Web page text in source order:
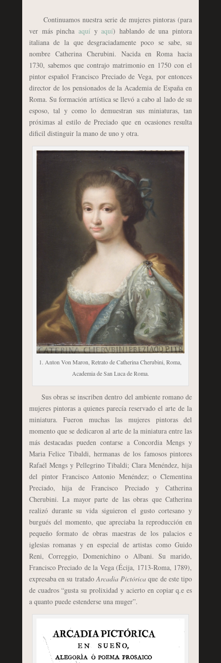
Continuamos nuestra serie de mujeres pintoras (para
ver más pincha aquíyaquí) hablando de una pintora
italiana de la que desgraciadamente poco se sabe, su
nombre Catherina Cherubini. Nacida en Roma hacia
1730, sabemos que contrajo matrimonio en 1750 con el
pintor español Francisco Preciado de Vega, por entonces
director de los pensionados de la Academia de España en
Roma. Su formación artística se llevó a cabo al lado de su
esposo, tal y como lo demuestran sus miniaturas, tan
próximas al estilo de Preciado que en ocasiones resulta
dificil distinguir la mano de uno y otra.
1. Anton Von Maron, Retrato de Catherina Cherubini, Roma,
Academia de San Luca de Roma.
Sus obras se inscriben dentro del ambiente romano de
mujeres pintoras a quienes parecía reservado el arte de la
miniatura. Fueron muchas las mujeres pintoras del
momento que se dedicaron al arte de la miniatura entre las
más destacadas pueden contarse a Concordia Mengs y
Maria Felice Tibaldi, hermanas de los famosos pintores
Rafaél Mengs y Pellegrino Tibaldi; Clara Menéndez, hija
del pintor Francisco Antonio Menéndez; o Clementina
Preciado, hija de Francisco Preciado y Catherina
Cherubini. La mayor parte de las obras que Catherina
realizó durante su vida siguieron el gusto cortesano y
burgués del momento, que apreciaba la reproducción en
pequeño formato de obras maestras de los palacios e
iglesias romanas y en especial de artistas como Guido
Reni, Correggio, Domenichino o Albani. Su marido,
Francisco Preciado de la Vega (Écija, 1713-Roma, 1789),
expresaba en su tratado Arcadia Pictórica que de este tipo
de cuadros “gusta su prolixidad y acierto en copiar q.e es
a quanto puede estenderse una muger”.